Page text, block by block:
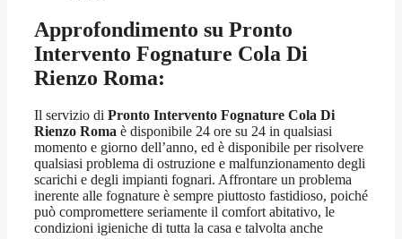
Approfondimento su Pronto
Intervento Fognature Cola Di
Rienzo Roma:
Il servizio di Pronto Intervento Fognature Cola Di
Rienzo Roma è disponibile 24 ore su 24 in qualsiasi
momento e giorno dell’anno, ed è disponibile per risolvere
qualsiasi problema di ostruzione e malfunzionamento degli
scarichi e degli impianti fognari. Affrontare un problema
inerente alle fognature è sempre piuttosto fastidioso, poiché
può compromettere seriamente il comfort abitativo, le
condizioni igieniche di tutta la casa e talvolta anche